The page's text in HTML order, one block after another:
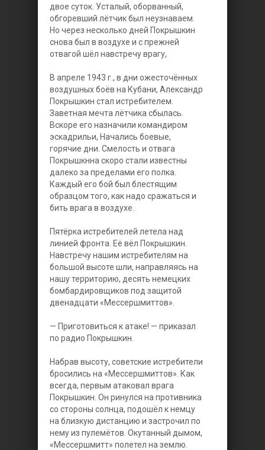
двое суток. Усталый, оборванный,
обгоревший лётчик был неузнаваем.
Но через несколько дней Покрышкин
снова был в воздухе и с прежней
отвагой шёл навстречу врагу,
В апреле 1943 г., в дни ожесточённых
воздушных боёв на Кубани, Александр
Покрышкин стал истребителем.
Заветная мечта лётчика сбылась.
Вскоре его назначили командиром
эскадрильи, Начались боевые,
горячие дни. Смелость и отвага
Покрышкнна скоро стали известны
далеко за пределами его полка.
Каждый его бой был блестящим
образцом того, как надо сражаться и
бить врага в воздухе.
Пятёрка истребителей летела над
линией фронта. Её вёл Покрышкин.
Навстречу нашим истребителям на
большой высоте шли, направляясь на
нашу территорию, десять немецких
бомбардировщиков под защитой
двенадцати «Мессершмиттов».
— Приготовиться к атаке! — приказал
по радио Покрышкин.
Набрав высоту, советские истребители
бросились на «Мессершмиттов». Как
всегда, первым атаковал врага
Покрышкин. Он ринулся на противника
со стороны солнца, подошёл к немцу
на близкую дистанцию и застрочил по
нему из пулемётов. Окутанный дымом,
«Мессершмитт» полетел на землю.